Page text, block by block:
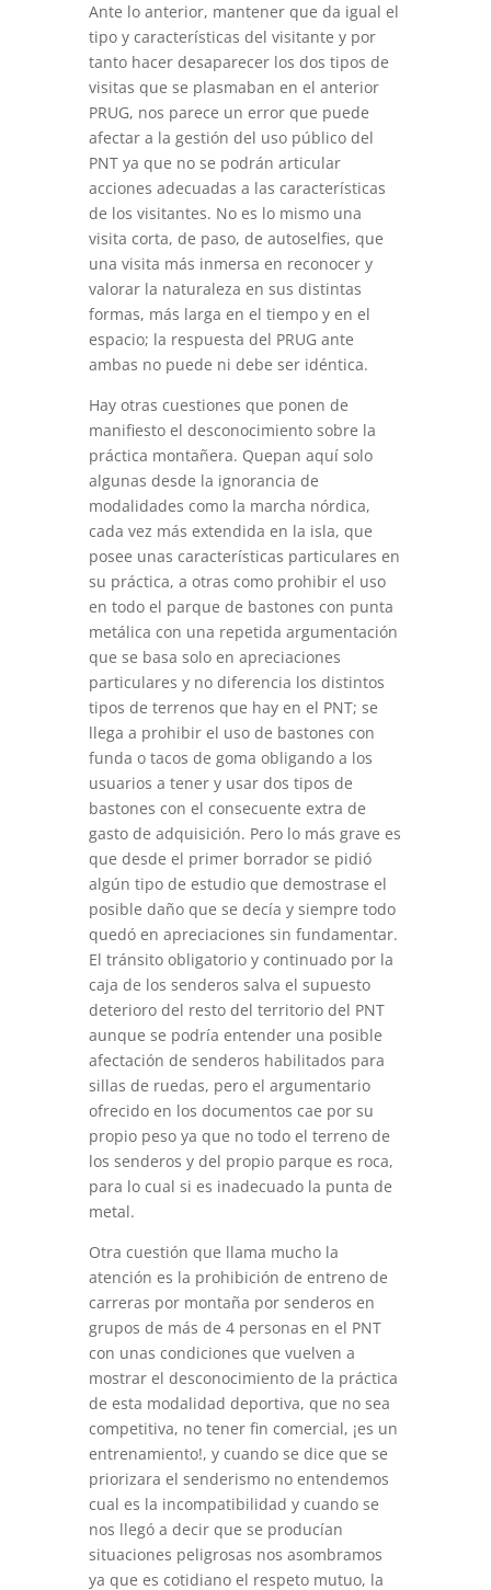
Ante lo anterior, mantener que da igual el
tipo y características del visitante y por
tanto hacer desaparecer los dos tipos de
visitas que se plasmaban en el anterior
PRUG, nos parece un error que puede
afectar a la gestión del uso público del
PNT ya que no se podrán articular
acciones adecuadas a las características
de los visitantes. No es lo mismo una
visita corta, de paso, de autoselfies, que
una visita más inmersa en reconocer y
valorar la naturaleza en sus distintas
formas, más larga en el tiempo y en el
espacio; la respuesta del PRUG ante
ambas no puede ni debe ser idéntica.
Hay otras cuestiones que ponen de
manifiesto el desconocimiento sobre la
práctica montañera. Quepan aquí solo
algunas desde la ignorancia de
modalidades como la marcha nórdica,
cada vez más extendida en la isla, que
posee unas características particulares en
su práctica, a otras como prohibir el uso
en todo el parque de bastones con punta
metálica con una repetida argumentación
que se basa solo en apreciaciones
particulares y no diferencia los distintos
tipos de terrenos que hay en el PNT; se
llega a prohibir el uso de bastones con
funda o tacos de goma obligando a los
usuarios a tener y usar dos tipos de
bastones con el consecuente extra de
gasto de adquisición. Pero lo más grave es
que desde el primer borrador se pidió
algún tipo de estudio que demostrase el
posible daño que se decía y siempre todo
quedó en apreciaciones sin fundamentar.
El tránsito obligatorio y continuado por la
caja de los senderos salva el supuesto
deterioro del resto del territorio del PNT
aunque se podría entender una posible
afectación de senderos habilitados para
sillas de ruedas, pero el argumentario
ofrecido en los documentos cae por su
propio peso ya que no todo el terreno de
los senderos y del propio parque es roca,
para lo cual si es inadecuado la punta de
metal.
Otra cuestión que llama mucho la
atención es la prohibición de entreno de
carreras por montaña por senderos en
grupos de más de 4 personas en el PNT
con unas condiciones que vuelven a
mostrar el desconocimiento de la práctica
de esta modalidad deportiva, que no sea
competitiva, no tener fin comercial, ¡es un
entrenamiento!, y cuando se dice que se
priorizara el senderismo no entendemos
cual es la incompatibilidad y cuando se
nos llegó a decir que se producían
situaciones peligrosas nos asombramos
ya que es cotidiano el respeto mutuo, la